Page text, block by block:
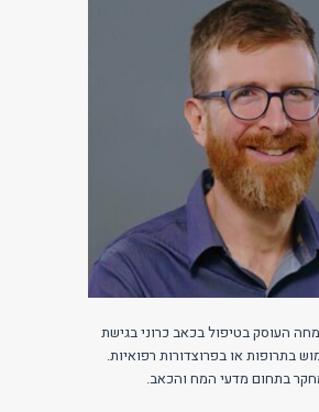
העוסק בטיפול בכאב כרוני בגישת
בתרופות או בפרוצדורות רפואיות.
בתחום מדעי המח והכאב.